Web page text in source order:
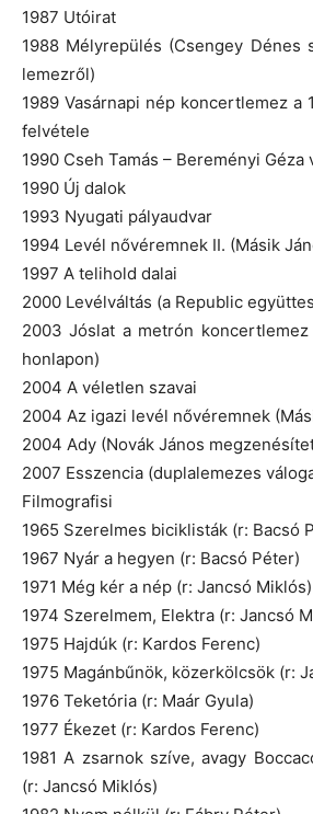
1987 Utóirat
1988 Mélyrepülés (Csengey Dénes
lemezről)
1989 Vasárnapi nép koncertlemez a
felvétele
1990 Cseh Tamás – Bereményi Géza
1990 Új dalok
1993 Nyugati pályaudvar
1994 Levél nővéremnek II. (Másik
1997 A telihold dalai
2000 Levélváltás (a Republic
2003 Jóslat a metrón
honlapon)
2004 A véletlen szavai
2004 Az igazi levél nővéremnek
2004 Ady (Novák János
2007 Esszencia (duplalemezes
Filmografisi
1965 Szerelmes biciklisták (r: Bacsó
1967 Nyár a hegyen (r: Bacsó Péter)
1971 Még kér a nép (r: Jancsó Miklós)
1974 Szerelmem, Elektra (r: Jancsó
1975 Hajdúk (r: Kardos Ferenc)
1975 Magánbűnök, közerkölcsök (r:
1976 Teketória (r: Maár Gyula)
1977 Ékezet (r: Kardos Ferenc)
1981 A zsarnok szíve, avagy
(r: Jancsó Miklós)